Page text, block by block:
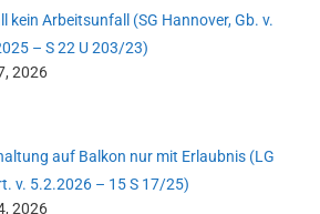
kein Arbeitsunfall (SG Hannover, Gb. v.
– S 22 U 203/23)
2026
auf Balkon nur mit Erlaubnis (LG
v. 5.2.2026 – 15 S 17/25)
2026